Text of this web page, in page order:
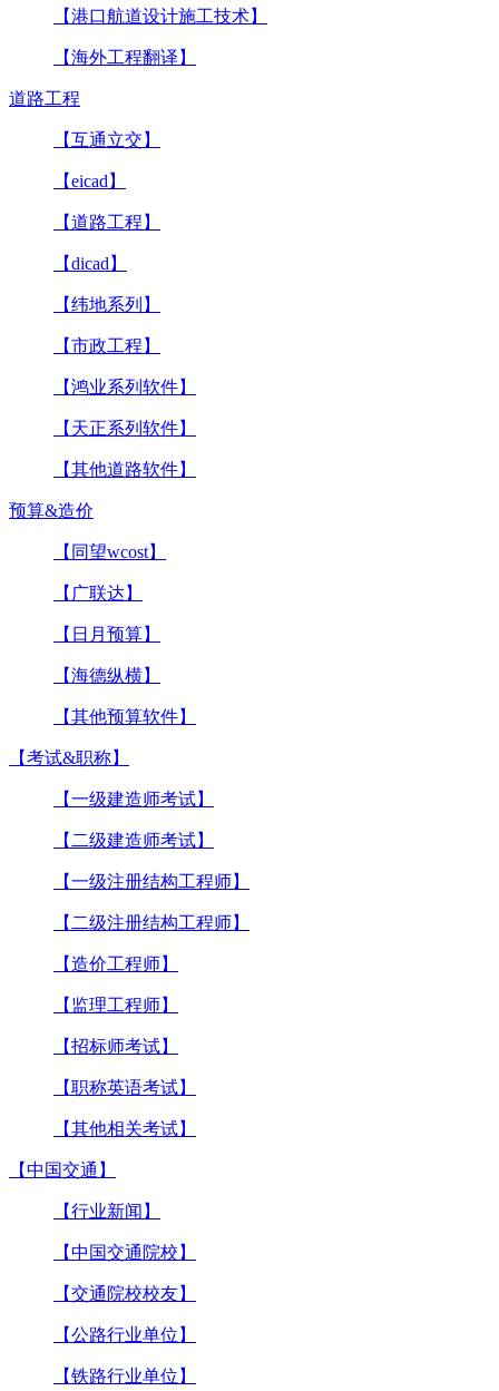
【港口航道设计施工技术】
【海外工程翻译】
道路工程
【互通立交】
【eicad】
【道路工程】
【dicad】
【纬地系列】
【市政工程】
【鸿业系列软件】
【天正系列软件】
【其他道路软件】
预算&造价
【同望wcost】
【广联达】
【日月预算】
【海德纵横】
【其他预算软件】
【考试&职称】
【一级建造师考试】
【二级建造师考试】
【一级注册结构工程师】
【二级注册结构工程师】
【造价工程师】
【监理工程师】
【招标师考试】
【职称英语考试】
【其他相关考试】
【中国交通】
【行业新闻】
【中国交通院校】
【交通院校校友】
【公路行业单位】
【铁路行业单位】